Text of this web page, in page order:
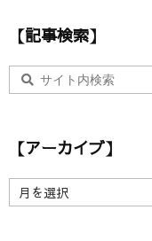
【記事検索】
【アーカイブ】
ア